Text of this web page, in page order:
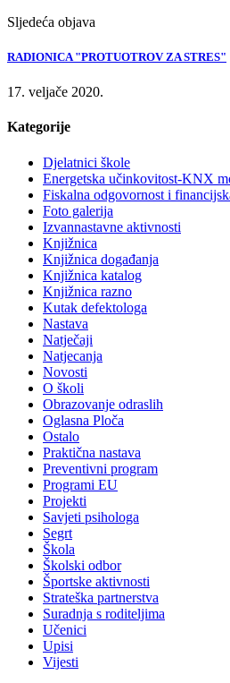
Sljedeća objava
RADIONICA "PROTUOTROV ZA STRES"
17. veljače 2020.
Kategorije
Djelatnici škole
Energetska učinkovitost-KNX
Fiskalna odgovornost i
Foto galerija
Izvannastavne aktivnosti
Knjižnica
Knjižnica događanja
Knjižnica katalog
Knjižnica razno
Kutak defektologa
Nastava
Natječaji
Natjecanja
Novosti
O školi
Obrazovanje odraslih
Oglasna Ploča
Ostalo
Praktična nastava
Preventivni program
Programi EU
Projekti
Savjeti psihologa
Segrt
Škola
Školski odbor
Športske aktivnosti
Strateška partnerstva
Suradnja s roditeljima
Učenici
Upisi
Vijesti